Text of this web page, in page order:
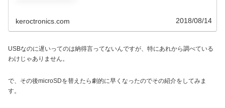
keroctronics.com 2018/08/14
USBなのに遅いってのは納得言ってないんですが、特にあれから調べている
わけじゃありません。
で、その後microSDを替えたら劇的に早くなったのでその紹介をしてみま
す。